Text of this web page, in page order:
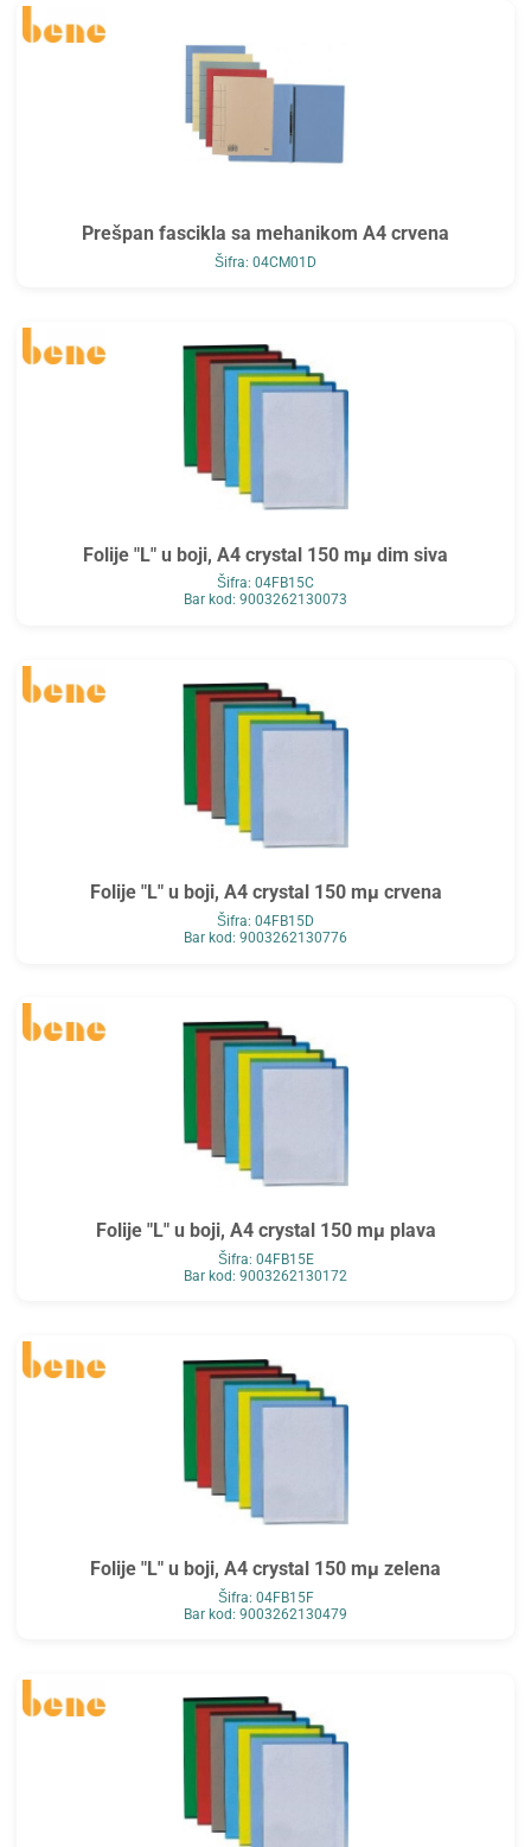
Prešpan fascikla sa mehanikom A4 crvena
Šifra: 04CM01D
Folije "L" u boji, A4 crystal 150 mµ dim siva
Šifra: 04FB15C
Bar kod: 9003262130073
Folije "L" u boji, A4 crystal 150 mµ crvena
Šifra: 04FB15D
Bar kod: 9003262130776
Folije "L" u boji, A4 crystal 150 mµ plava
Šifra: 04FB15E
Bar kod: 9003262130172
Folije "L" u boji, A4 crystal 150 mµ zelena
Šifra: 04FB15F
Bar kod: 9003262130479